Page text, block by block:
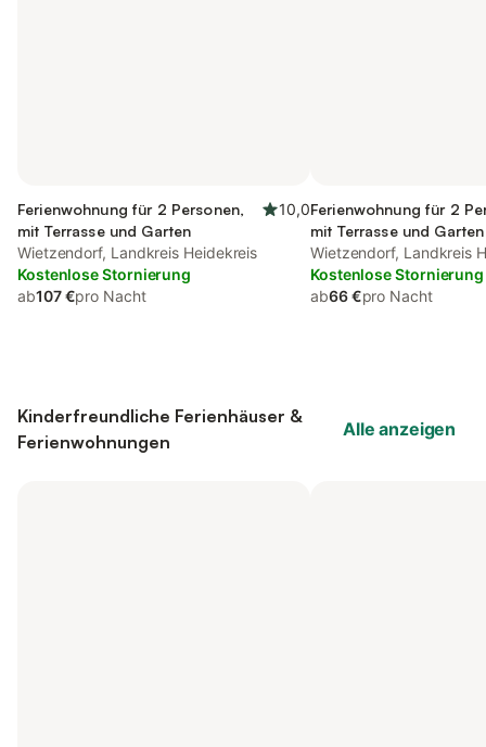
Ferienwohnung für 2 Personen,
mit Terrasse und Garten
10,0
Wietzendorf, Landkreis Heidekreis
Kostenlose Stornierung
ab107 €pro Nacht
Ferienwohnung für 2
mit Terrasse und Garten
Wietzendorf, Landkreis
Kostenlose Stornierung
ab66 €pro Nacht
Kinderfreundliche Ferienhäuser &
Ferienwohnungen
Alle anzeigen